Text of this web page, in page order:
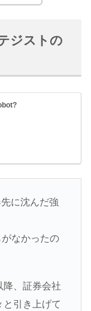
ジストの
に沈んだ強
がなかったの
降、証券会社
引き上げて